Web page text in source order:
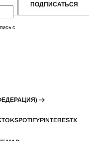
ПОДПИСАТЬСЯ
с
SPOTIFYPINTERESTX